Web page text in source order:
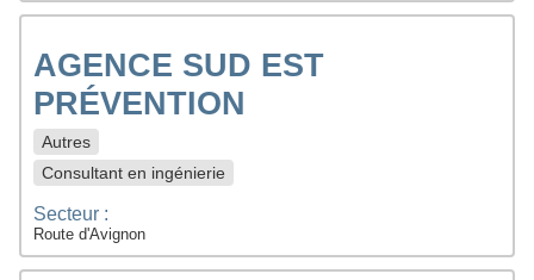
AGENCE SUD EST
PRÉVENTION
Autres
Consultant en ingénierie
Secteur :
Route d'Avignon